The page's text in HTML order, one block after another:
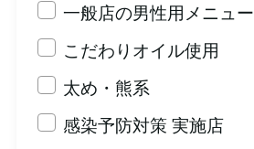
一般店の男性用メニュー
こだわりオイル使用
太め・熊系
感染予防対策 実施店